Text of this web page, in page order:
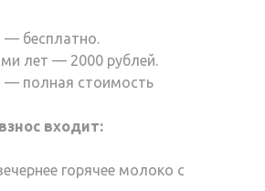
— бесплатно.
лет — 2000 рублей.
— полная стоимость
входит:
горячее молоко с